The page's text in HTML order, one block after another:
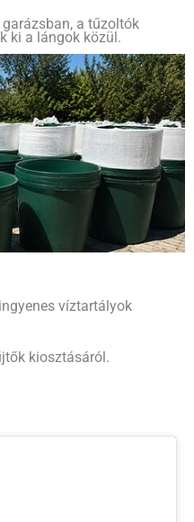
a tűzoltók
ki a lángok közül.
víztartályok
kiosztásáról.